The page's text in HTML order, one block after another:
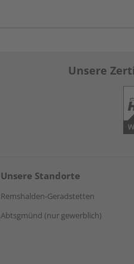
Unsere
Unsere Standorte
Remshalden-Geradstetten
Abtsgmünd (nur gewerblich)